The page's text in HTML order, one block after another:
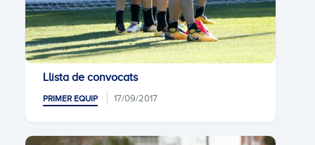
Llista de convocats
PRIMER EQUIP 17/09/2017